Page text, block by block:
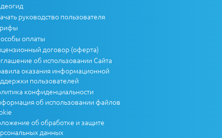
руководство пользователя
оплаты
договор (оферта)
об использовании Сайта
оказания информационной
пользователей
конфиденциальности
об использовании файлов
об обработке и защите
данных